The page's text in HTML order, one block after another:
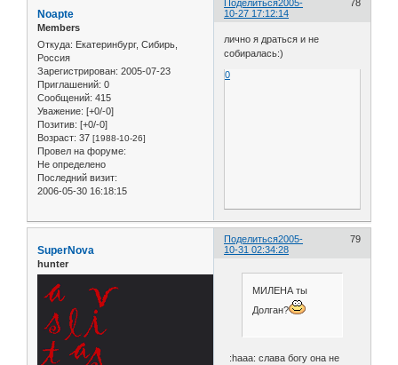
Поделиться 78
2005-
10-27 17:12:14
Noapte
Members
Откуда: Екатеринбург, Сибирь,
Россия
Зарегистрирован: 2005-07-23
Приглашений: 0
Сообщений: 415
Уважение: [+0/-0]
Позитив: [+0/-0]
Возраст: 37 [1988-10-26]
Провел на форуме:
Не определено
Последний визит:
2006-05-30 16:18:15
лично я драться и не
собиралась:)
0
Поделиться 79
2005-
10-31 02:34:28
SuperNova
hunter
МИЛЕНА ты
Долган?
:haaa: слава богу она не